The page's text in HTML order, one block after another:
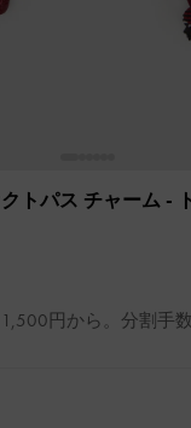
トパス チャーム -
円から。分割手